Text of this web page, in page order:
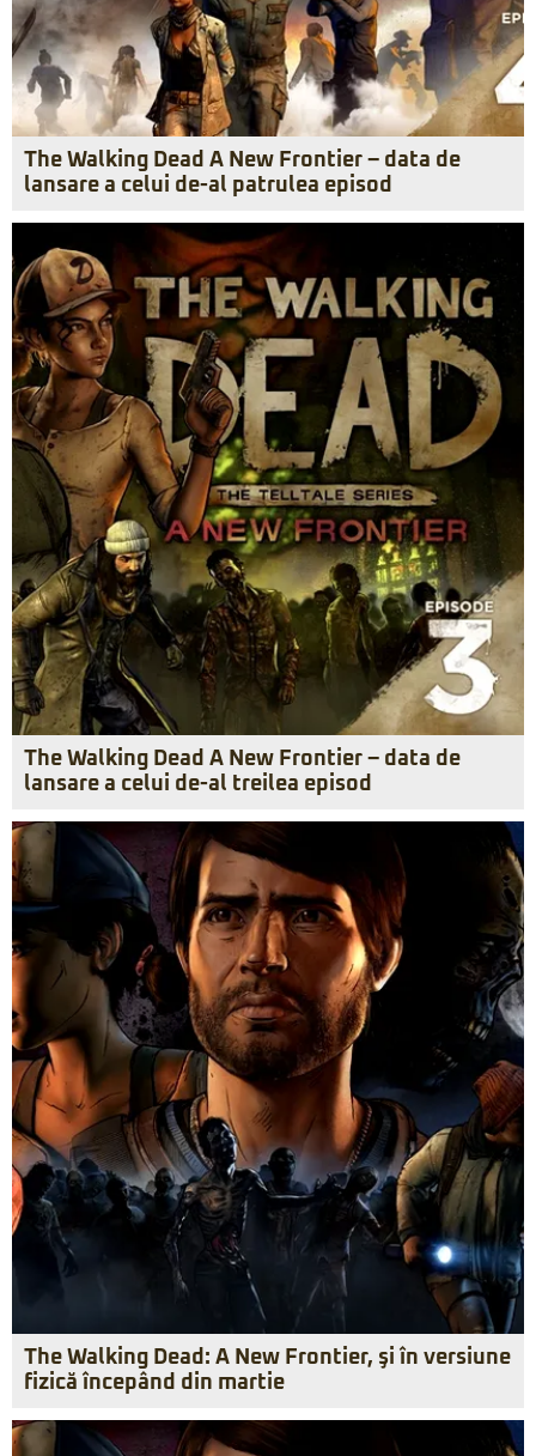
The Walking Dead A New Frontier – data de
lansare a celui de-al patrulea episod
The Walking Dead A New Frontier – data de
lansare a celui de-al treilea episod
The Walking Dead: A New Frontier, şi în versiune
fizică începând din martie